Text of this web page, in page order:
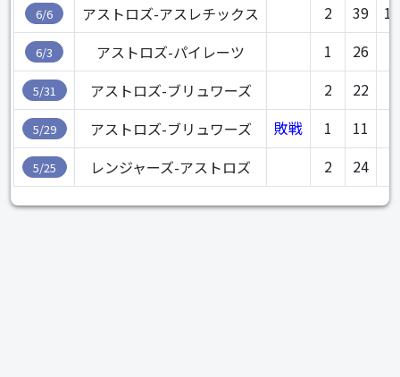
6/6 アストロズ-アスレチックス 2 39
6/3 アストロズ-パイレーツ 1 26
5/31 アストロズ-ブリュワーズ 2 22
5/29 アストロズ-ブリュワーズ 敗戦 1 11
5/25 レンジャーズ-アストロズ 2 24